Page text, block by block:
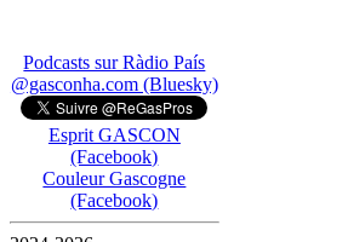
Podcasts sur Ràdio País
@gasconha.com (Bluesky)
Esprit GASCON
(Facebook)
Couleur Gascogne
(Facebook)